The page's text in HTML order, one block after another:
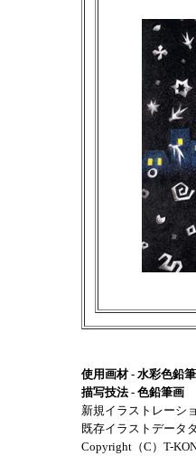
使用画材 - 水彩色鉛
描写技法 - 色鉛筆
新規イラストレーシ
既存イラストデータ
Copyright（C）T-